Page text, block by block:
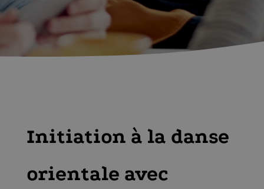
Initiation à la danse
orientale avec